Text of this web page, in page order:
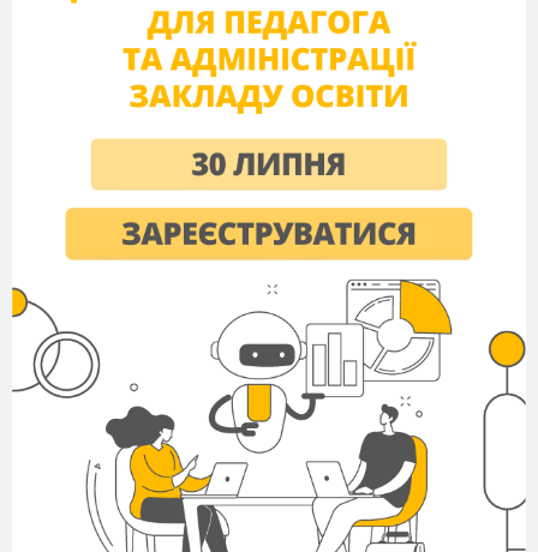
У житті нам дуже часто доводиться
робити вибір. Вранці, коли ми одягаємося, ми
думаємо про те, що нам надіти. Коли ви прийшли
на гру ви вибрали бейдж певного кольору,
стілець на який сіли теж ваш вибір. Однією з
ознак демократії є право на провадження
певного вибору. Спробуємо реалізувати це право
в нашій аудиторії. У центрі зала 4 стільця, на яких
закріплені висловлювання:
Людина сама творить свою долю.
випадкового збігу обставин. 3.
Життя людини визначається тим,
що на роду написано.
4. ?
Ваше завдання прочитати висловлювання,
вибрати той, який ви вважаєте правильним і
зайняти місце поруч з ним. Таким чином
формується 3-4 групи, учасники яких повинні
підготувати аргументи на користь своєї позиції і
вибрати виступаючого.